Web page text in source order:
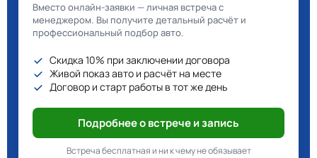
Вместо онлайн-заявки — личная встреча с
менеджером. Вы получите детальный расчёт и
профессиональный подбор авто.
Скидка 10% при заключении договора
Живой показ авто и расчёт на месте
Договор и старт работы в тот же день
Подробнее о встрече и запись
Встреча бесплатная и ни к чему не обязывает